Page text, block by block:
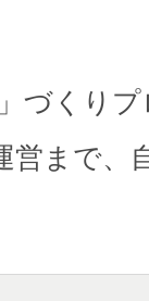
づくり
営まで、